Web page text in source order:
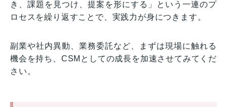
き、課題を見つけ、提案を形にする」という一連のプ
ロセスを繰り返すことで、実践力が身につきます。
副業や社内異動、業務委託など、まずは現場に触れる
機会を持ち、CSMとしての成長を加速させてみてくだ
さい。